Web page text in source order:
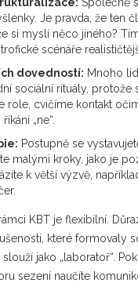
Je pravda, že ten
si myslí něco jiného?
scénáře
dovedností: Mnoho
sociální rituály, protože
role, cvičíme kontakt
„ne“.
Postupně se
malými kroky, jako je
k větší výzvě,
KBT je flexibilní.
které formovaly
jako „laboratoř“.
sezení naučíte